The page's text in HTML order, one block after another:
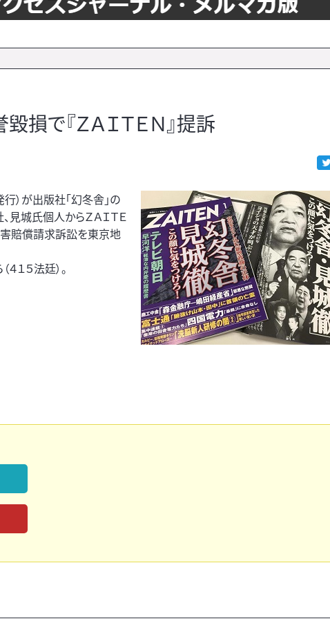
で『ＺＡＩＴＥＮ』提訴
）が出版社「幻冬舎」の
見城氏個人からＺＡＩＴＥ
害賠償請求訴訟を東京地
１５法廷）。